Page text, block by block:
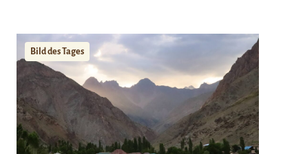
Bild des Tages